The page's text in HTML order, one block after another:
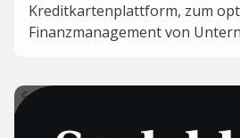
Kreditkartenplattform, zum
Finanzmanagement von